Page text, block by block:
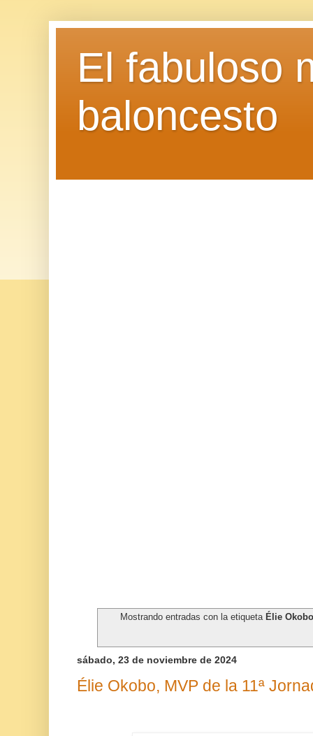
El fabuloso
baloncesto
Mostrando entradas con la etiqueta Élie
sábado, 23 de noviembre de 2024
Élie Okobo, MVP de la 11ª